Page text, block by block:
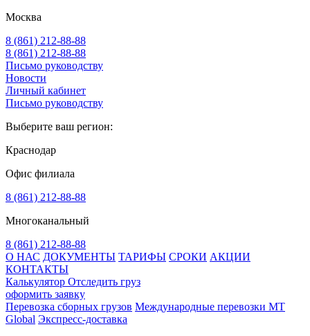
Москва
8 (861) 212-88-88
8 (861) 212-88-88
Письмо руководству
Новости
Личный кабинет
Письмо руководству
Выберите ваш регион:
Краснодар
Офис филиала
8 (861) 212-88-88
Многоканальный
8 (861) 212-88-88
О НАС ДОКУМЕНТЫ ТАРИФЫ СРОКИ АКЦИИ
КОНТАКТЫ
Калькулятор Отследить груз
оформить заявку
Перевозка сборных грузов Международные перевозки MT
Global Экспресс-доставка